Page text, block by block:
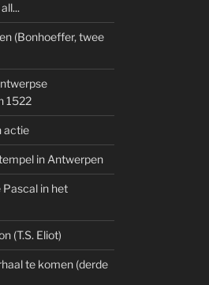
(Bonhoeffer, twee
1522
actie
in Antwerpen
Pascal in het
(T.S. Eliot)
te komen (derde